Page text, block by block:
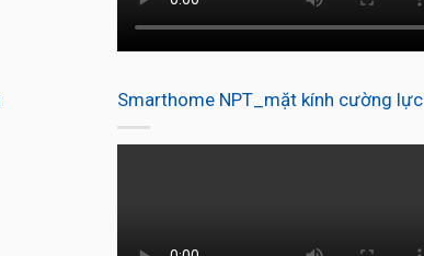
Smarthome NPT_mặt kính cường